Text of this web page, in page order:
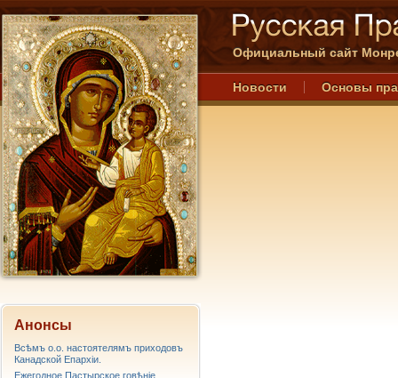
Официальный сайт
Новости Основы
Анонсы
Всѣмъ о.о. настоятелямъ приходовъ
Канадской Епархiи.
Ежегодное Пастырское говѣніе